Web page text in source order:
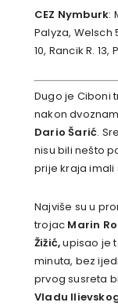
CEZ Nymburk:
Palyza, Welsch
10, Rancik R.
Dugo je Ciboni
nakon
Dario Šarić.
nisu bili nešto
prije kraja imali
Najviše su u
trojac Marin
Žižić,upisao je
minuta, bez
prvog susreta
Vladu